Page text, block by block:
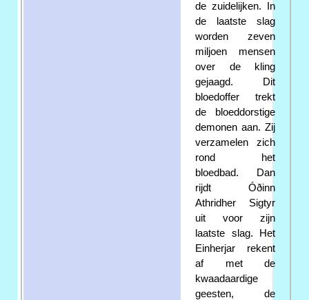
de zuidelijken. In
de laatste slag
worden zeven
miljoen mensen
over de kling
gejaagd. Dit
bloedoffer trekt
de bloeddorstige
demonen aan. Zij
verzamelen zich
rond het
bloedbad. Dan
rijdt Óðinn
Athridher Sigtyr
uit voor zijn
laatste slag. Het
Einherjar rekent
af met de
kwaadaardige
geesten, de